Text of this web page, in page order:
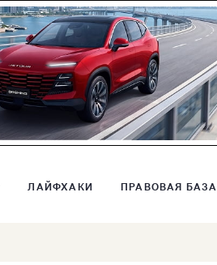
ЛАЙФХАКИ ПРАВОВАЯ БАЗА